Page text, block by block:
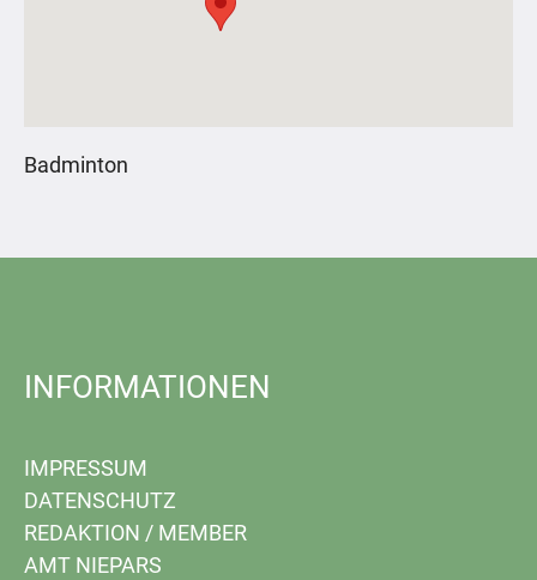
Badminton
INFORMATIONEN
IMPRESSUM
DATENSCHUTZ
REDAKTION / MEMBER
AMT NIEPARS